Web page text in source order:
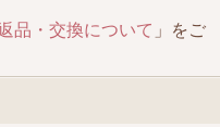
品・交換について 」をご